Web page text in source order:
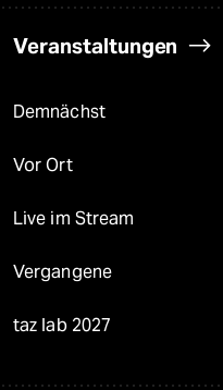
Veranstaltungen
Demnächst
Vor Ort
Live im Stream
Vergangene
taz lab 2027